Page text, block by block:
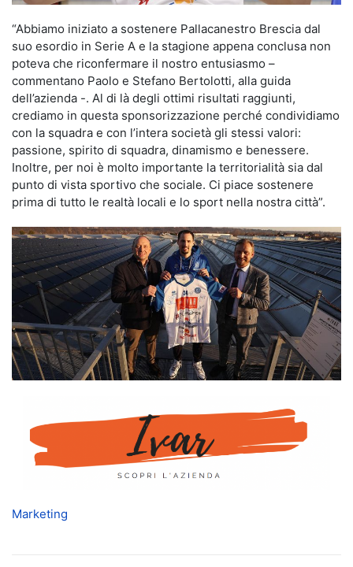
“Abbiamo iniziato a sostenere Pallacanestro Brescia dal
suo esordio in Serie A e la stagione appena conclusa non
poteva che riconfermare il nostro entusiasmo –
commentano Paolo e Stefano Bertolotti, alla guida
dell’azienda -. Al di là degli ottimi risultati raggiunti,
crediamo in questa sponsorizzazione perché condividiamo
con la squadra e con l’intera società gli stessi valori:
passione, spirito di squadra, dinamismo e benessere.
Inoltre, per noi è molto importante la territorialità sia dal
punto di vista sportivo che sociale. Ci piace sostenere
prima di tutto le realtà locali e lo sport nella nostra città”.
Marketing